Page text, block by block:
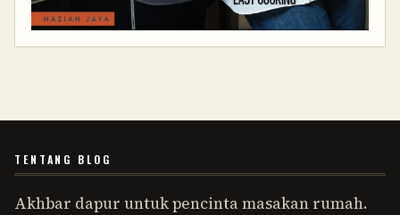
TENTANG BLOG
Akhbar dapur untuk pencinta masakan rumah.